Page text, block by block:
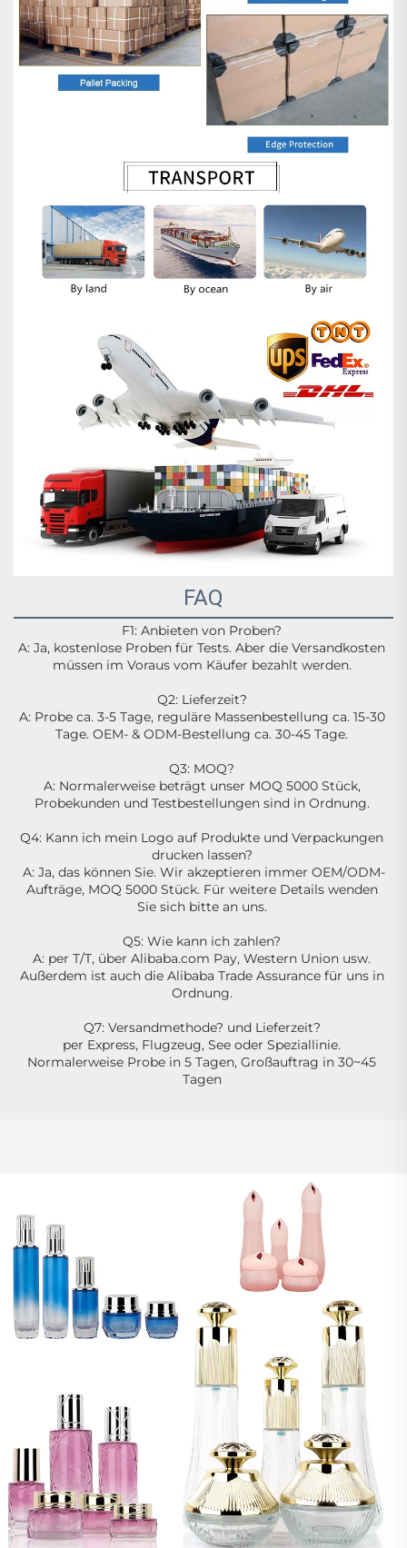
FAQ
F1: Anbieten von Proben?
A: Ja, kostenlose Proben für Tests. Aber die Versandkosten
müssen im Voraus vom Käufer bezahlt werden.
Q2: Lieferzeit?
A: Probe ca. 3-5 Tage, reguläre Massenbestellung ca. 15-30
Tage. OEM- & ODM-Bestellung ca. 30-45 Tage.
Q3: MOQ?
A: Normalerweise beträgt unser MOQ 5000 Stück,
Probekunden und Testbestellungen sind in Ordnung.
Q4: Kann ich mein Logo auf Produkte und Verpackungen
drucken lassen?
A: Ja, das können Sie. Wir akzeptieren immer OEM/ODM-
Aufträge, MOQ 5000 Stück. Für weitere Details wenden
Sie sich bitte an uns.
Q5: Wie kann ich zahlen?
A: per T/T, über Alibaba.com Pay, Western Union usw.
Außerdem ist auch die Alibaba Trade Assurance für uns in
Ordnung.
Q7: Versandmethode? und Lieferzeit?
per Express, Flugzeug, See oder Speziallinie.
Normalerweise Probe in 5 Tagen, Großauftrag in 30~45
Tagen